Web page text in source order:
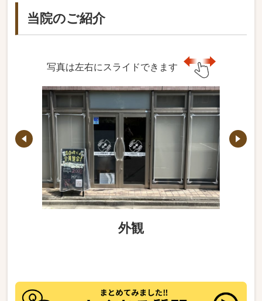
当院のご紹介
写真は左右にスライドできます
外観